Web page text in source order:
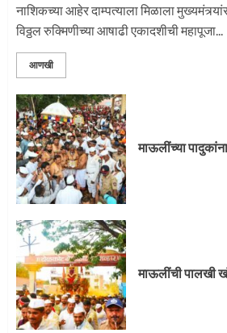
3
प्रस्थान
नाशिकच्या आहेर दाम्पत्याला मिळाला
विठ्ठल रुक्मिणीच्या आषाढी एकादशीची महापूजा...
आणखी
माऊलींच्या
माऊलींची पालखी
3
4